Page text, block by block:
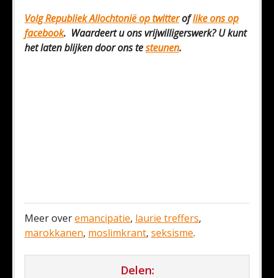
Volg Republiek Allochtonië optwitteroflike ons op
facebook. Waardeert u ons vrijwilligerswerk? U kunt
het laten blijken door ons testeunen.
Meer overemancipatie, laurie treffers,
marokkanen, moslimkrant, seksisme.
Delen: